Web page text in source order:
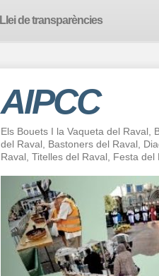
Llei de transparències
AIPCC
Els Bouets I la Vaqueta del Raval,
del Raval, Bastoners del Raval,
Raval, Titelles del Raval, Festa